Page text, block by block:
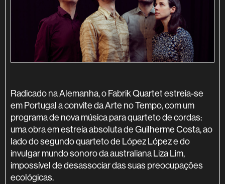
SINOPSE
Radicado na Alemanha, o Fabrik Quartet estreia-se
em Portugal a convite da Arte no Tempo, com um
programa de nova música para quarteto de cordas:
uma obra em estreia absoluta de Guilherme Costa, ao
lado do segundo quarteto de López López e do
invulgar mundo sonoro da australiana Liza Lim,
impossível de desassociar das suas preocupações
ecológicas.